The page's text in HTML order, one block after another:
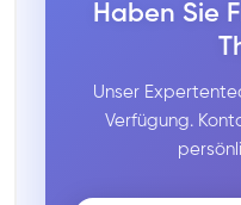
Haben Sie
Unser
Verfügung.